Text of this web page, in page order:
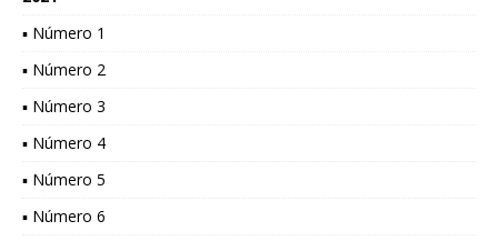
▪ Número 1
▪ Número 2
▪ Número 3
▪ Número 4
▪ Número 5
▪ Número 6